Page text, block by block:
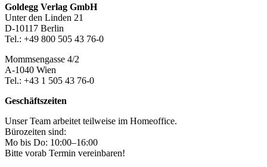
Footer-
Section
Goldegg Verlag GmbH
Unter den Linden 21
D-10117 Berlin
Tel.: +49 800 505 43 76-0
Mommsengasse 4/2
A-1040 Wien
Tel.: +43 1 505 43 76-0
Geschäftszeiten
Unser Team arbeitet teilweise im Homeoffice.
Bürozeiten sind:
Mo bis Do: 10:00–16:00
Bitte vorab Termin vereinbaren!